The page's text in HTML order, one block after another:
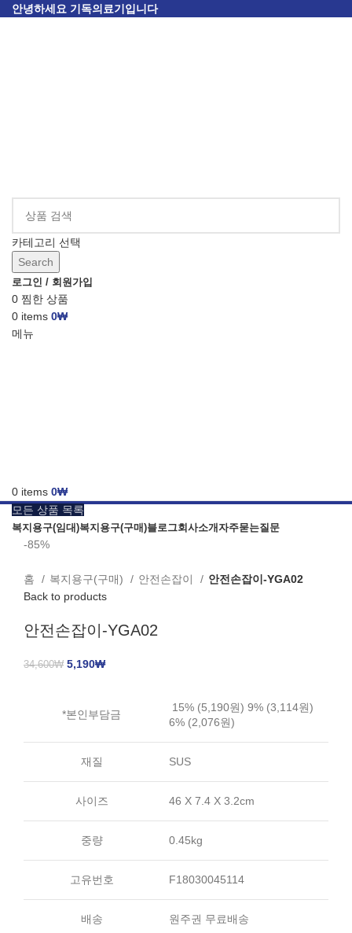
안녕하세요 기독의료기입니다
카테고리 선택
Search
로그인 / 회원가입
0 찜한 상품
0 items 0₩
메뉴
0 items 0₩
모든 상품 목록
복지용구(임대)복지용구(구매)블로그회사소개자주묻는질문
-85%
홈 복지용구(구매) 안전손잡이
안전손잡이-YGA02
Back to products
안전손잡이-YGA02
34,600₩ 5,190₩
*본인부담금
15% (5,190원) 9% (3,114원)
6% (2,076원)
재질 SUS
사이즈 46 X 7.4 X 3.2cm
중량 0.45kg
고유번호 F18030045114
배송 원주권 무료배송